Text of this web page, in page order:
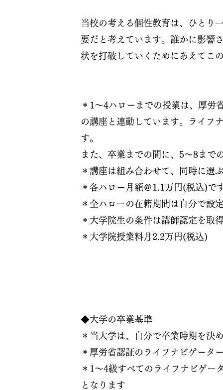
当校の考える個性教育は、ひとり
要だと考えています。誰かに影響
状を打破していくためにあえてこ
＊1～4ハローまでの授業は、厚労
の講座と連動しています。ライフ
す。
また、卒業までの間に、5～8まで
＊講座は組み合わせて、同時に選
＊各ハロー月額＠1.1万円(税込)で
＊全ハローの在籍期間は自分で設
＊大学院生の条件は講師認定を取
＊大学院授業料月2.2万円(税込)
◆大学の卒業基準
＊当大学は、自分で卒業時期を決
＊厚労省認証のライフナビゲータ
＊1～4級すべてのライフナビゲー
となります